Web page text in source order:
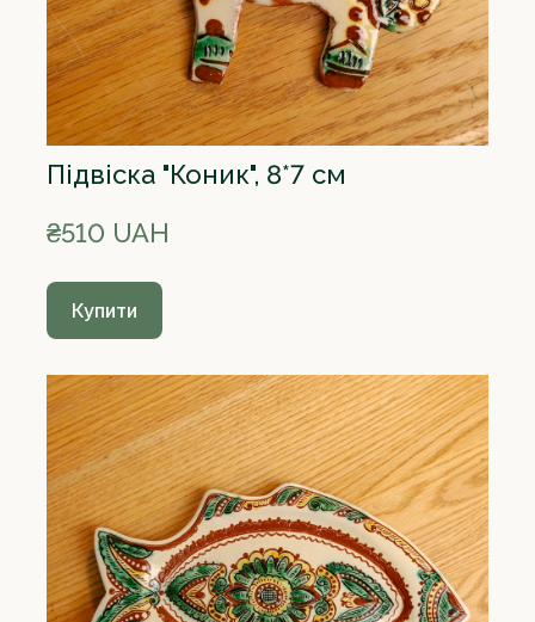
Підвіска "Коник", 8*7 см
₴510 UAH
Купити